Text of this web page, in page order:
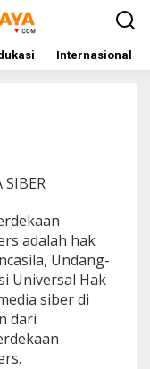
Internasional
adalah hak
Undang-
Universal Hak
siber di
dari